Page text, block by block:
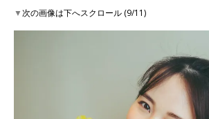
▼次の画像は下へスクロール (9/11)